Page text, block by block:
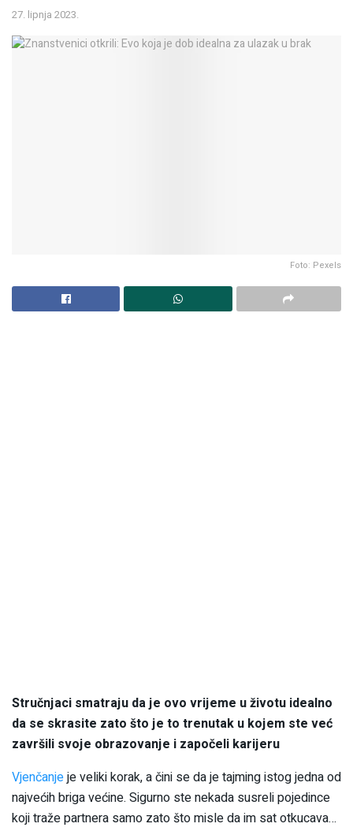
27. lipnja 2023.
Foto: Pexels
Stručnjaci smatraju da je ovo vrijeme u životu idealno
da se skrasite zato što je to trenutak u kojem ste već
završili svoje obrazovanje i započeli karijeru
Vjenčanjeje veliki korak, a čini se da je tajming istog jedna od
najvećih briga većine. Sigurno ste nekada susreli pojedince
koji traže partnera samo zato što misle da im sat otkucava…